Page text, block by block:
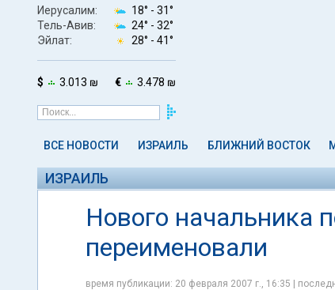
Иерусалим: 18° - 31°
Тель-Авив:
24° - 32°
Эйлат:
28° - 41°
$ 3.013 ₪ € 3.478 ₪
ВСЕ НОВОСТИ ИЗРАИЛЬ БЛИЖНИЙ ВОСТОК
ИЗРАИЛЬ
Нового начальника
переименовали
время публикации: 20 февраля 2007 г., 16:35 |